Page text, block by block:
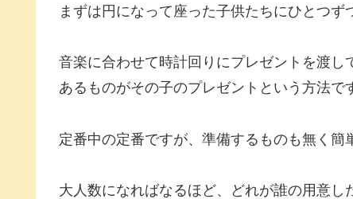
まずは円になって座った子供たちにひとつず
音楽に合わせて時計回りにプレゼントを渡
あるものがその子のプレゼントという方法で
定番中の定番ですが、準備するものも無く簡
大人数になればなるほど、どれが誰の用意